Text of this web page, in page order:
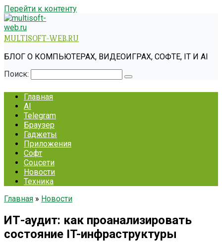
Перейти к контенту
MULTISOFT-WEB.RU
БЛОГ О КОМПЬЮТЕРАХ, ВИДЕОИГРАХ, СОФТЕ, IT И AI
Поиск:
Главная
AI
Telegram
Браузер
Гаджеты
Приложения
Софт
Соцсети
Новости
Техника
Главная » Новости
ИТ-аудит: как проанализировать
состояние IT-инфраструктуры